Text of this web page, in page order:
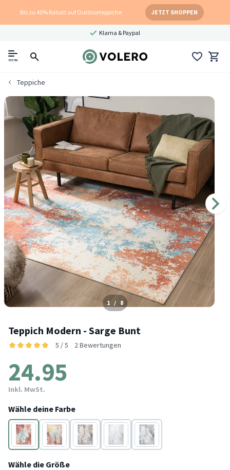
Bis zu 40% Rabatt auf Outdoorteppiche JETZT SHOPPEN
Klarna & Paypal
menu
Teppiche
1 / 8
Teppich Modern - Sarge Bunt
5 / 5 2 Bewertungen
24.95
Inkl. MwSt.
Wähle deine Farbe
Bunt Taupe
Taupe
Wähle die Größe